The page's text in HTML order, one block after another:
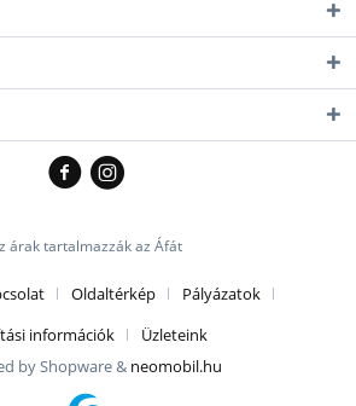
árak tartalmazzák az Áfát
Oldaltérkép
Pályázatok
információk
Üzleteink
by Shopware & neomobil.hu